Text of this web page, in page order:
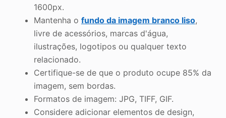
1600px.
Mantenha o fundo da imagem branco liso,
livre de acessórios, marcas d'água,
ilustrações, logotipos ou qualquer texto
relacionado.
Certifique-se de que o produto ocupe 85% da
imagem, sem bordas.
Formatos de imagem: JPG, TIFF, GIF.
Considere adicionar elementos de design,